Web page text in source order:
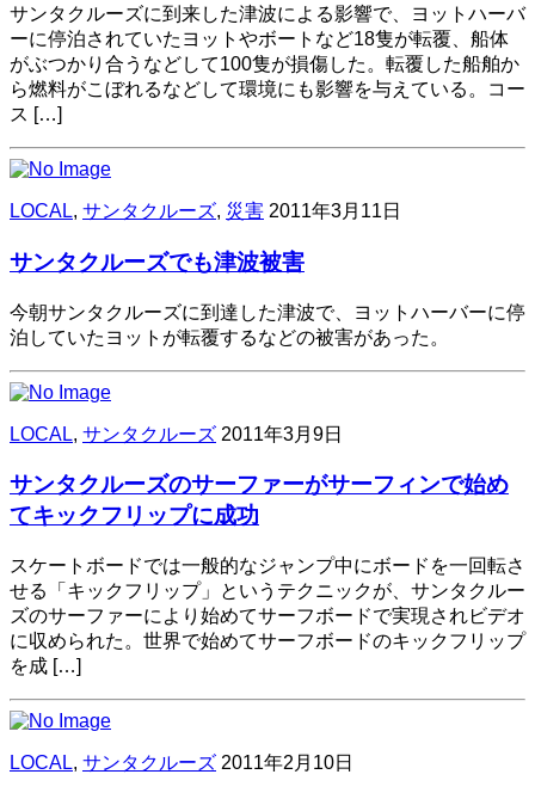
サンタクルーズに到来した津波による影響で、ヨットハーバ
ーに停泊されていたヨットやボートなど18隻が転覆、船体
がぶつかり合うなどして100隻が損傷した。転覆した船舶か
ら燃料がこぼれるなどして環境にも影響を与えている。コー
ス […]
LOCAL, サンタクルーズ, 災害 2011年3月11日
サンタクルーズでも津波被害
今朝サンタクルーズに到達した津波で、ヨットハーバーに停
泊していたヨットが転覆するなどの被害があった。
LOCAL, サンタクルーズ 2011年3月9日
サンタクルーズのサーファーがサーフィンで始め
てキックフリップに成功
スケートボードでは一般的なジャンプ中にボードを一回転さ
せる「キックフリップ」というテクニックが、サンタクルー
ズのサーファーにより始めてサーフボードで実現されビデオ
に収められた。世界で始めてサーフボードのキックフリップ
を成 […]
LOCAL, サンタクルーズ 2011年2月10日